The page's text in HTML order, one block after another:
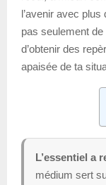
l’avenir avec plus
pas seulement de
d’obtenir des
apaisée de ta
L’essentiel a
médium sert